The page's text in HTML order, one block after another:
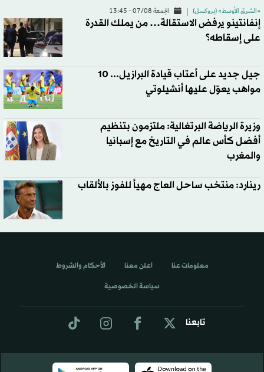
«الشرق الأوسط» (بروكسل) الجمعة 07/08 - 13:45
إنفانتينو يرفض الاستقالة… من يملك القدرة
على إسقاطه؟
جيل جديد على أعتاب قيادة البرازيل... 10
مواهب يعوّل عليها أنشيلوتي
وزيرة الرياضة البرتغالية: ملتزمون بتنظيم
أفضل كأس عالم في التاريخ مع إسبانيا
والمغرب
رينارد: منتخب ساحل العاج مهيأ للفوز بالألقاب
تابعنا
معلومات عنا اعلن معنا الأحكام والشروط
سياسة الخصوصية